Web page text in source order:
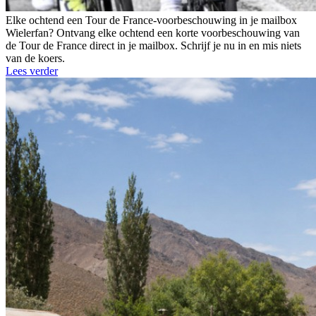
Elke ochtend een Tour de France-voorbeschouwing in je mailbox
Wielerfan? Ontvang elke ochtend een korte voorbeschouwing van
de Tour de France direct in je mailbox. Schrijf je nu in en mis niets
van de koers.
Lees verder